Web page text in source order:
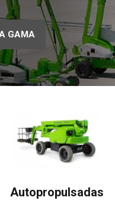
GAMA
Autopropulsadas